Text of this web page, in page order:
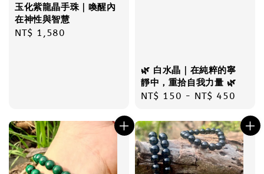
玉化紫龍晶手珠｜喚醒內
在神性與智慧
Regular
NT$ 1,580
🌿 白水晶｜在純粹的寧
靜中，重拾自我力量 🌿
Regular
NT$ 150 - NT$ 450